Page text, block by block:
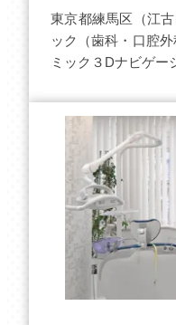
東京都練馬区（江
ック（歯科・口腔
ミック３Dナビゲ